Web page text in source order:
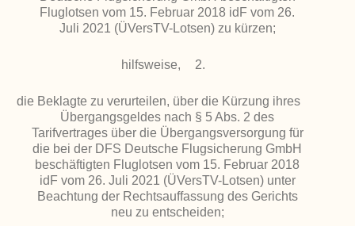
Fluglotsen vom 15. Februar 2018 idF vom 26.
Juli 2021 (ÜVersTV-Lotsen) zu kürzen;
hilfsweise, 2.
die Beklagte zu verurteilen, über die Kürzung ihres
Übergangsgeldes nach § 5 Abs. 2 des
Tarifvertrages über die Übergangsversorgung für
die bei der DFS Deutsche Flugsicherung GmbH
beschäftigten Fluglotsen vom 15. Februar 2018
idF vom 26. Juli 2021 (ÜVersTV-Lotsen) unter
Beachtung der Rechtsauffassung des Gerichts
neu zu entscheiden;